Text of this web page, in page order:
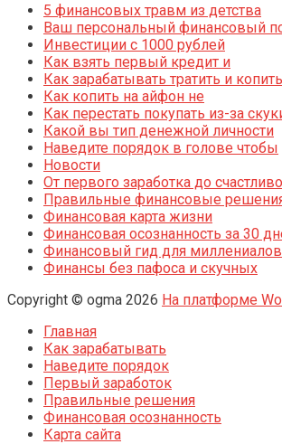
5 финансовых травм из детства
Ваш персональный финансовый
Инвестиции с 1000 рублей
Как взять первый кредит и
Как зарабатывать тратить и копить
Как копить на айфон не
Как перестать покупать из-за
Какой вы тип денежной личности
Наведите порядок в голове чтобы
Новости
От первого заработка до
Правильные финансовые
Финансовая карта жизни
Финансовая осознанность за 30
Финансовый гид для
Финансы без пафоса и скучных
Copyright © ogma 2026 На платформе
Главная
Как зарабатывать
Наведите порядок
Первый заработок
Правильные решения
Финансовая осознанность
Карта сайта